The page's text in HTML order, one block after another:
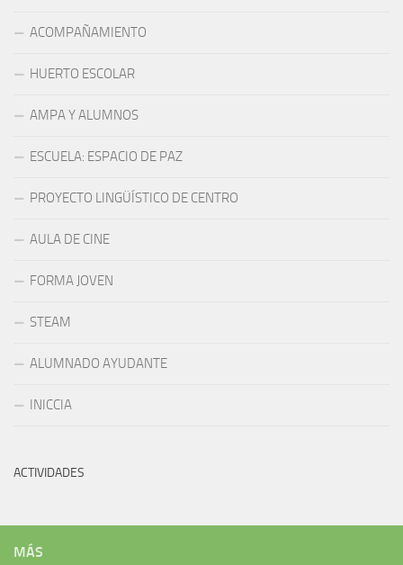
ACOMPAÑAMIENTO
HUERTO ESCOLAR
AMPA Y ALUMNOS
ESCUELA: ESPACIO DE PAZ
PROYECTO LINGÜÍSTICO DE CENTRO
AULA DE CINE
FORMA JOVEN
STEAM
ALUMNADO AYUDANTE
INICCIA
ACTIVIDADES
MÁS